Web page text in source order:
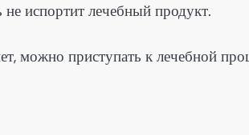
испортит лечебный продукт.
можно приступать к лечебной